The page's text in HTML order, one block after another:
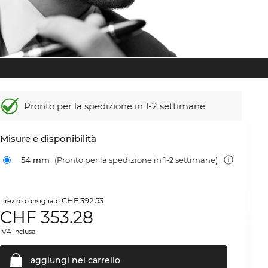
Pronto per la spedizione in 1-2 settimane
Misure e disponibilità
54 mm (Pronto per la spedizione in 1-2 settimane)
Prezzo consigliatoCHF 392.53
CHF353.28
IVA inclusa.
aggiungi nel carrello